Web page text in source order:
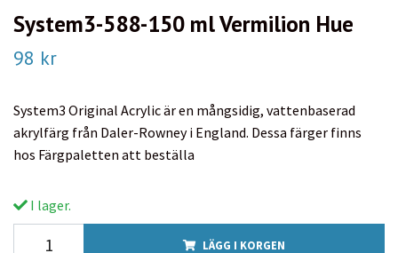
System3-588-150 ml Vermilion Hue
98 kr
System3 Original Acrylic är en mångsidig, vattenbaserad
akrylfärg från Daler-Rowney i England. Dessa färger finns
hos Färgpaletten att beställa
I lager.
LÄGG I KORGEN